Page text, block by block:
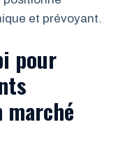
et prévoyant.
pour